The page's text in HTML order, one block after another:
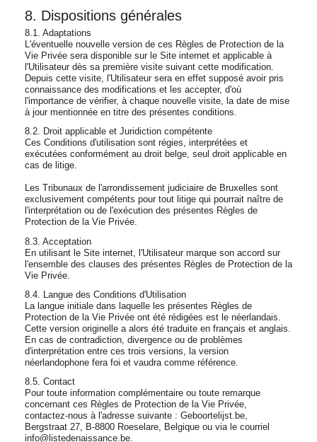
8. Dispositions générales
8.1. Adaptations
L'éventuelle nouvelle version de ces Règles de Protection de la
Vie Privée sera disponible sur le Site internet et applicable à
l'Utilisateur dès sa première visite suivant cette modification.
Depuis cette visite, l'Utilisateur sera en effet supposé avoir pris
connaissance des modifications et les accepter, d'où
l'importance de vérifier, à chaque nouvelle visite, la date de mise
à jour mentionnée en titre des présentes conditions.
8.2. Droit applicable et Juridiction compétente
Ces Conditions d'utilisation sont régies, interprétées et
exécutées conformément au droit belge, seul droit applicable en
cas de litige.
Les Tribunaux de l'arrondissement judiciaire de Bruxelles sont
exclusivement compétents pour tout litige qui pourrait naître de
l'interprétation ou de l'exécution des présentes Règles de
Protection de la Vie Privée.
8.3. Acceptation
En utilisant le Site internet, l'Utilisateur marque son accord sur
l'ensemble des clauses des présentes Règles de Protection de la
Vie Privée.
8.4. Langue des Conditions d'Utilisation
La langue initiale dans laquelle les présentes Règles de
Protection de la Vie Privée ont été rédigées est le néerlandais.
Cette version originelle a alors été traduite en français et anglais.
En cas de contradiction, divergence ou de problèmes
d'interprétation entre ces trois versions, la version
néerlandophone fera foi et vaudra comme référence.
8.5. Contact
Pour toute information complémentaire ou toute remarque
concernant ces Règles de Protection de la Vie Privée,
contactez-nous à l'adresse suivante : Geboortelijst.be,
Bergstraat 27, B-8800 Roeselare, Belgique ou via le courriel
info@listedenaissance.be.